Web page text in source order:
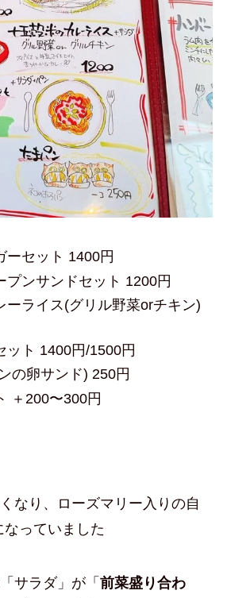
ーセット 1400円
プンサンドセット 1200円
ーライス(グリル野菜orチキン)
ット 1400円/1500円
の卵サンド) 250円
＋200〜300円
なり、ローズマリー入りの自
っていました
サラダ」が「 前菜盛り合わ